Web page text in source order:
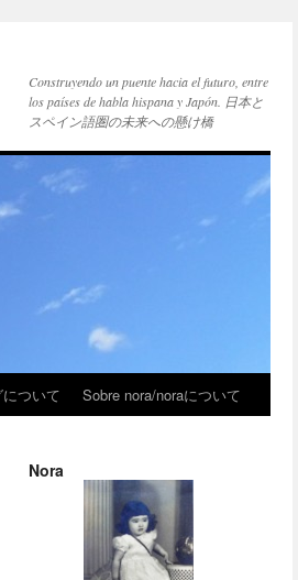
Construyendo un puente hacia el futuro, entre
los países de habla hispana y Japón. 日本と
スペイン語圏の未来への懸け橋
ついて Sobre nora/noraについて
Nora